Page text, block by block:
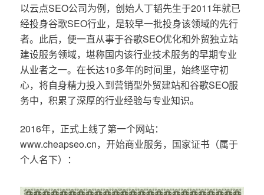
以云点SEO公司为例，创始人丁韬先生于2011年就已
经投身谷歌SEO行业，是较早一批投身该领域的先行
者。此后，便一直从事于谷歌SEO优化和外贸独立站
建设服务领域，堪称国内该行业技术服务的早期专业
从业者之一。在长达10多年的时间里，始终坚守初
心，将自身精力投入到营销型外贸建站和谷歌SEO服
务中，积累了深厚的行业经验与专业知识。
2016年，正式上线了第一个网站：
www.cheapseo.cn，开始商业服务，国家证书（属于
个人名下）：